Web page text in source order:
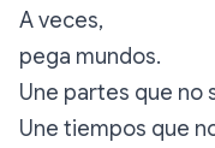
A veces,
pega mundos.
Une partes que no
Une tiempos que